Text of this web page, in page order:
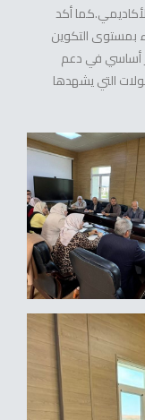
أكد
بمستوى التكوين
أساسي في دعم
التي يشهدها